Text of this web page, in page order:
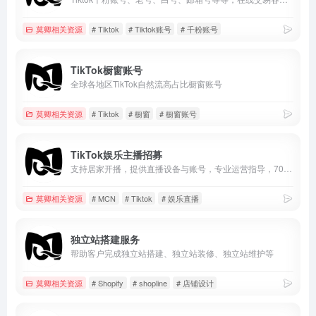
莫卿相关资源 # Tiktok # Tiktok账号 # 千粉账号
TikTok橱窗账号
全球各地区TikTok自然流高占比橱窗账号
莫卿相关资源 # Tiktok # 橱窗 # 橱窗账号
TikTok娱乐主播招募
莫卿相关资源 # MCN # Tiktok # 娱乐直播
独立站搭建服务
帮助客户完成独立站搭建、独立站装修、独立站维护等
莫卿相关资源 # Shopify # shopline # 店铺设计